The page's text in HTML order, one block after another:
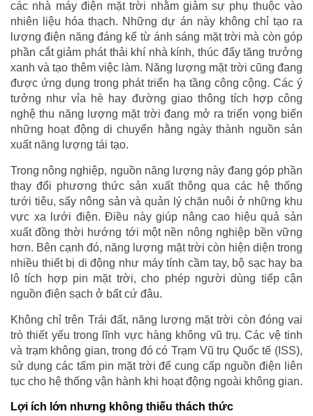
các nhà máy điện mặt trời nhằm giảm sự phụ thuộc vào
nhiên liệu hóa thạch. Những dự án này không chỉ tạo ra
lượng điện năng đáng kể từ ánh sáng mặt trời mà còn góp
phần cắt giảm phát thải khí nhà kính, thúc đẩy tăng trưởng
xanh và tạo thêm việc làm. Năng lượng mặt trời cũng đang
được ứng dụng trong phát triển hạ tầng công cộng. Các ý
tưởng như vỉa hè hay đường giao thông tích hợp công
nghệ thu năng lượng mặt trời đang mở ra triển vọng biến
những hoạt động di chuyển hằng ngày thành nguồn sản
xuất năng lượng tái tạo.
Trong nông nghiệp, nguồn năng lượng này đang góp phần
thay đổi phương thức sản xuất thông qua các hệ thống
tưới tiêu, sấy nông sản và quản lý chăn nuôi ở những khu
vực xa lưới điện. Điều này giúp nâng cao hiệu quả sản
xuất đồng thời hướng tới một nền nông nghiệp bền vững
hơn. Bên cạnh đó, năng lượng mặt trời còn hiện diện trong
nhiều thiết bị di động như máy tính cầm tay, bộ sạc hay ba
lô tích hợp pin mặt trời, cho phép người dùng tiếp cận
nguồn điện sạch ở bất cứ đâu.
Không chỉ trên Trái đất, năng lượng mặt trời còn đóng vai
trò thiết yếu trong lĩnh vực hàng không vũ trụ. Các vệ tinh
và trạm không gian, trong đó có Trạm Vũ trụ Quốc tế (ISS),
sử dụng các tấm pin mặt trời để cung cấp nguồn điện liên
tục cho hệ thống vận hành khi hoạt động ngoài không gian.
Lợi ích lớn nhưng không thiếu thách thức